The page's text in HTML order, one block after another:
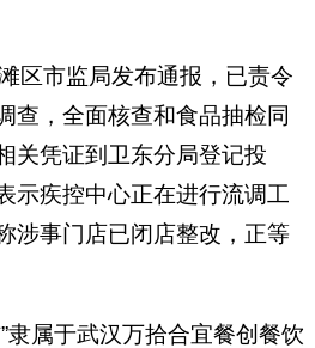
区市监局发布通报，已责令
查，全面核查和食品抽检同
关凭证到卫东分局登记投
示疾控中心正在进行流调工
涉事门店已闭店整改，正等
隶属于武汉万拾合宜餐创餐饮